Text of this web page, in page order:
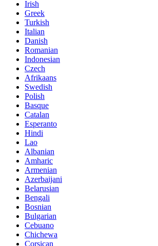
Irish
Greek
Turkish
Italian
Danish
Romanian
Indonesian
Czech
Afrikaans
Swedish
Polish
Basque
Catalan
Esperanto
Hindi
Lao
Albanian
Amharic
Armenian
Azerbaijani
Belarusian
Bengali
Bosnian
Bulgarian
Cebuano
Chichewa
Corsican